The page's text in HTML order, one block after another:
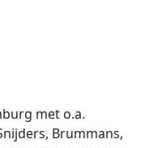
met o.a.
Brummans,